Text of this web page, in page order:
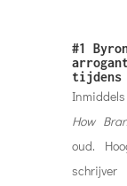
#1
tijdens
How
oud.
schrijver